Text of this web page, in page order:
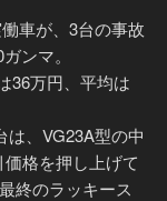
車が、3台の事故
ンマ。
36万円、平均は
は、VG23A型の中
格を押し上げて
終のラッキース